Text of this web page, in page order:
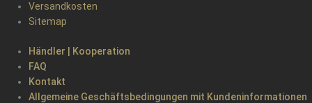
Versandkosten
Sitemap
Händler | Kooperation
FAQ
Kontakt
Allgemeine Geschäftsbedingungen mit Kundeninformationen